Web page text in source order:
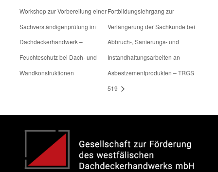
Workshop zur Vorbereitung einer
Sachverständigenprüfung im
Dachdeckerhandwerk –
Feuchteschutz bei Dach- und
Wandkonstruktionen
Fortbildungslehrgang zur
Verlängerung der Sachkunde bei
Abbruch-, Sanierungs- und
Instandhaltungsarbeiten an
Asbestzementprodukten – TRGS
519